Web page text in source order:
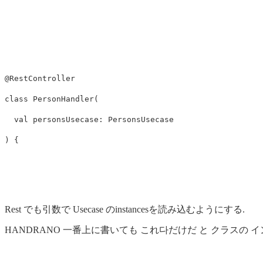
@RestController
class PersonHandler(
val personsUsecase : PersonsUsecase
) {
Rest でも引数で Usecase のinstancesを読み込むようにする.
HANDRANO 一番上に書いても これ다だけだ と クラスの イ